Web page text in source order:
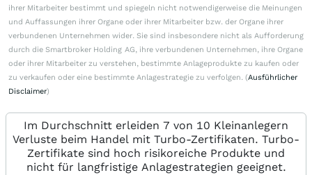
ihrer Mitarbeiter bestimmt und spiegeln nicht notwendigerweise die Meinungen
und Auffassungen ihrer Organe oder ihrer Mitarbeiter bzw. der Organe ihrer
verbundenen Unternehmen wider. Sie sind insbesondere nicht als Aufforderung
durch die Smartbroker Holding AG, ihre verbundenen Unternehmen, ihre Organe
oder ihrer Mitarbeiter zu verstehen, bestimmte Anlageprodukte zu kaufen oder
zu verkaufen oder eine bestimmte Anlagestrategie zu verfolgen. (Ausführlicher
Disclaimer)
Im Durchschnitt erleiden 7 von 10 Kleinanlegern
Verluste beim Handel mit Turbo-Zertifikaten. Turbo-
Zertifikate sind hoch risikoreiche Produkte und
nicht für langfristige Anlagestrategien geeignet.